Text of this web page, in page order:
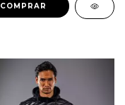
COMPRAR